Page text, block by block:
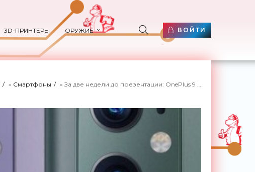
3D-ПРИНТЕРЫ ОРУЖИЕ ВОЙТИ
» Смартфоны » За две недели до презентации: OnePlus 9 и OnePlus 9 Pro показались на пресс-изображениях в трёх расцветках - «Смартфоны»